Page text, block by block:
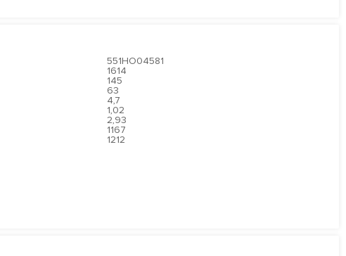
551HO04581
1614
145
63
4,7
1,02
2,93
1167
1212